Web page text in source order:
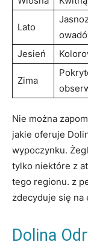
Lato
Jesień
Zima
Nie⁣ można
jakie oferuje
wypoczynku.
tylko niektóre z
tego‌ regionu. z
zdecyduje ⁢się ‍na⁢
Dolina